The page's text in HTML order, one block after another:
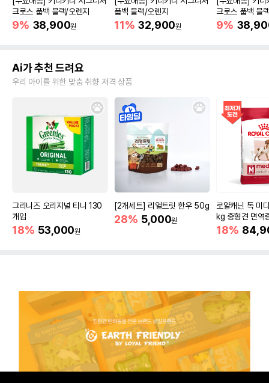
크로스 풉백 블랙/오렌지
9% 38,900원
풉백 블랙/오렌지
11% 32,900원
크로스 풉백 블
9%
Ai가 추천 드려요
우리 아이를 위한 맞춤 취향 저격 상품
그리니즈 오리지널 티니 130
개입
18% 53,000원
[2개세트] 리얼트릿 한우 50g
28% 5,000원
로얄캐닌 독 미
kg 중형견 면역
18%